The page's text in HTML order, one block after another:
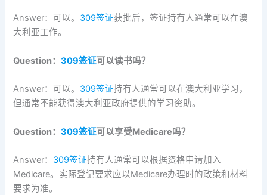
Answer：可以。 309签证获批后，签证持有人通常可以在澳
大利亚工作。
Question：309签证可以读书吗？
Answer：可以。 309签证持有人通常可以在澳大利亚学习，
但通常不能获得澳大利亚政府提供的学习资助。
Question：309签证可以享受Medicare吗？
Answer： 309签证持有人通常可以根据资格申请加入
Medicare。实际登记要求应以Medicare办理时的政策和材料
要求为准。